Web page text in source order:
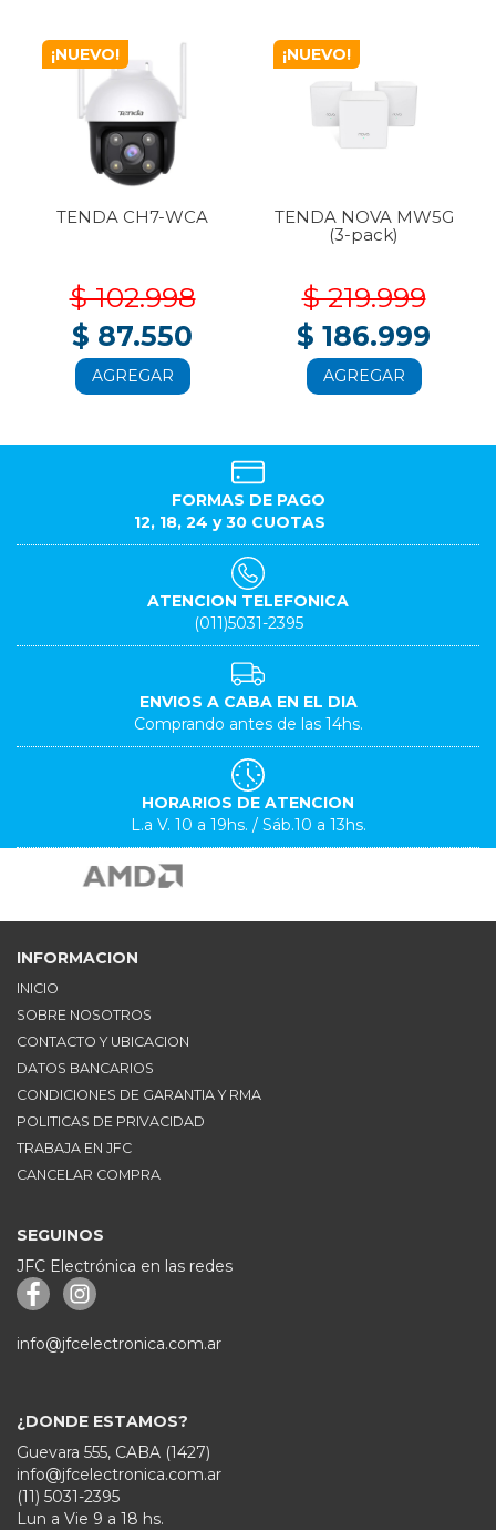
¡NUEVO!
TENDA CH7-WCA
$ 102.998
$ 87.550
AGREGAR
¡NUEVO!
TENDA NOVA MW5G
(3-pack)
$ 219.999
$ 186.999
AGREGAR
FORMAS DE PAGO
12, 18, 24 y 30 CUOTAS
ATENCION TELEFONICA
(011)5031-2395
ENVIOS A CABA EN EL DIA
Comprando antes de las 14hs.
HORARIOS DE ATENCION
L.a V. 10 a 19hs. / Sáb.10 a 13hs.
INFORMACION
INICIO
SOBRE NOSOTROS
CONTACTO Y UBICACION
DATOS BANCARIOS
CONDICIONES DE GARANTIA Y RMA
POLITICAS DE PRIVACIDAD
TRABAJA EN JFC
CANCELAR COMPRA
SEGUINOS
JFC Electrónica en las redes
info@jfcelectronica.com.ar
¿DONDE ESTAMOS?
Guevara 555, CABA (1427)
info@jfcelectronica.com.ar
(11) 5031-2395
Lun a Vie 9 a 18 hs.